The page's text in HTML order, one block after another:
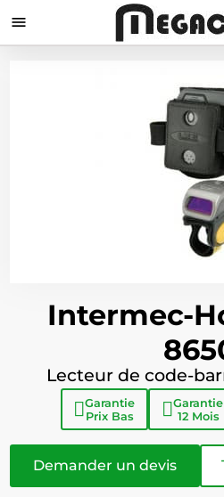

Intermec-
Lecteur de code-
Garantie
Prix Bas
Garantie
12 Mois
Demander un devis